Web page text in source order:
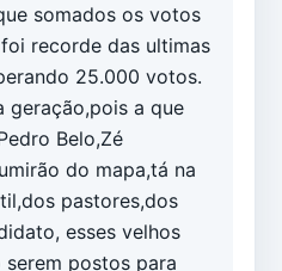
somados os votos
recorde das ultimas
25.000 votos.
geração,pois a que
Belo,Zé
do mapa,tá na
pastores,dos
esses velhos
postos para